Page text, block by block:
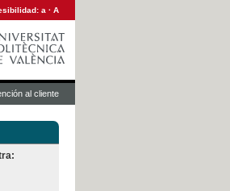
a · A
al cliente